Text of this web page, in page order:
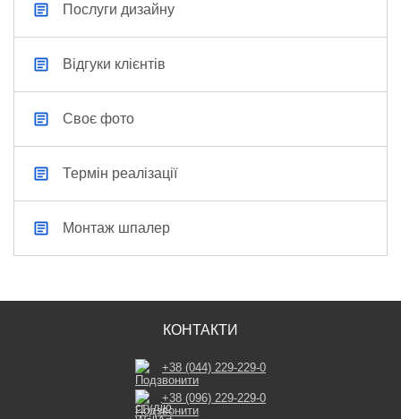
Послуги дизайну
Відгуки клієнтів
Своє фото
Термін реалізації
Монтаж шпалер
КОНТАКТИ
+38 (044) 229-229-0
+38 (096) 229-229-0